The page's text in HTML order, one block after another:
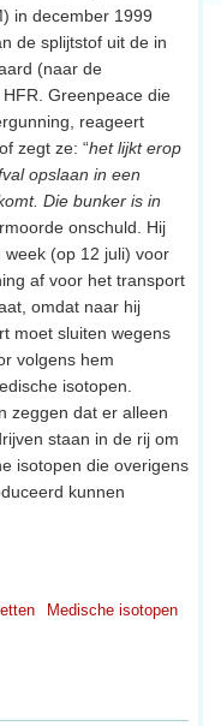
in december 1999
de splijtstof uit de in
(naar de
Greenpeace die
reageert
zegt ze: “het lijkt erop
opslaan in een
Die bunker is in
onschuld. Hij
(op 12 juli) voor
af voor het transport
omdat naar hij
moet sluiten wegens
volgens hem
isotopen.
zeggen dat er alleen
staan in de rij om
isotopen die overigens
kunnen
Medische isotopen